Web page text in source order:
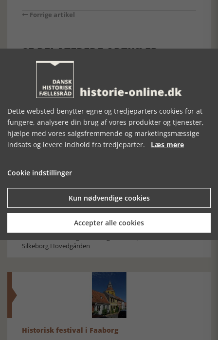
Forrige artikel
SE RELATEREDE ARTIKLER
MUSEUMSNUMRE
39 - ØLFLASKE
TV-TIPS, UGE 23,
2026
MUSEUMSNUMRE
146 - LANDKORT
Silkeborg Hovedgården
Historisk festival i Faaborg
Dette websted benytter egne og tredjeparters cookies for at
fungere, analysere din brug af vores produkter og tjenester,
hjælpe med vores salgsfremmende og marketingsmæssige
indsats og levere indhold fra tredjeparter. Læs mere
Cookie indstillinger
Kun nødvendige cookies
Accepter alle cookies